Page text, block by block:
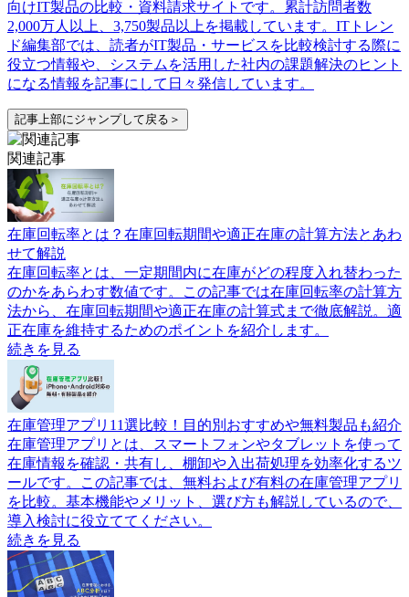
向けIT製品の比較・資料請求サイトです。累計訪問者数
2,000万人以上、3,750製品以上を掲載しています。ITトレン
ド編集部では、読者がIT製品・サービスを比較検討する際に
役立つ情報や、システムを活用した社内の課題解決のヒント
になる情報を記事にして日々発信しています。
記事上部にジャンプして戻る＞
関連記事
在庫回転率とは？在庫回転期間や適正在庫の計算方法とあわ
せて解説
在庫回転率とは、一定期間内に在庫がどの程度入れ替わった
のかをあらわす数値です。この記事では在庫回転率の計算方
法から、在庫回転期間や適正在庫の計算式まで徹底解説。適
正在庫を維持するためのポイントを紹介します。
続きを見る
在庫管理アプリ11選比較！目的別おすすめや無料製品も紹介
在庫管理アプリとは、スマートフォンやタブレットを使って
在庫情報を確認・共有し、棚卸や入出荷処理を効率化するツ
ールです。この記事では、無料および有料の在庫管理アプリ
を比較。基本機能やメリット、選び方も解説しているので、
導入検討に役立ててください。
続きを見る